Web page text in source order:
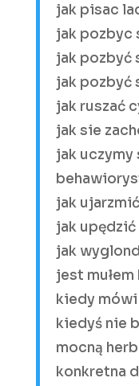
jak pisac
jak pozbyc
jak pozbyć
jak pozbyć
jak ruszać
jak sie
jak uczymy
jak
jak
jak
jest mułem
kiedy
kiedyś nie
mocną
konkretna